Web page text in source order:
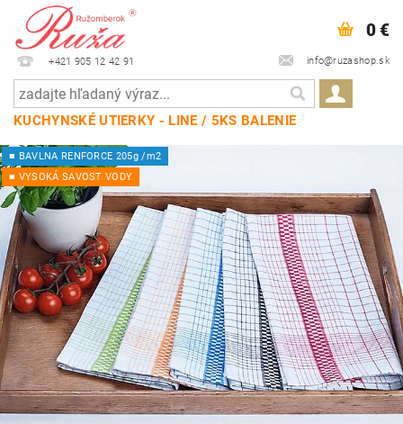
+421 905 12 42 91 info@ruzashop.sk
0 €
KUCHYNSKÉ UTIERKY - LINE / 5KS BALENIE
■ BAVLNA RENFORCE 205g /m2
■ VYSOKÁ SAVOST VODY